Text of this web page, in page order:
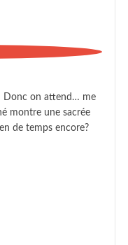
Donc on attend… me
montre une sacrée
de temps encore?